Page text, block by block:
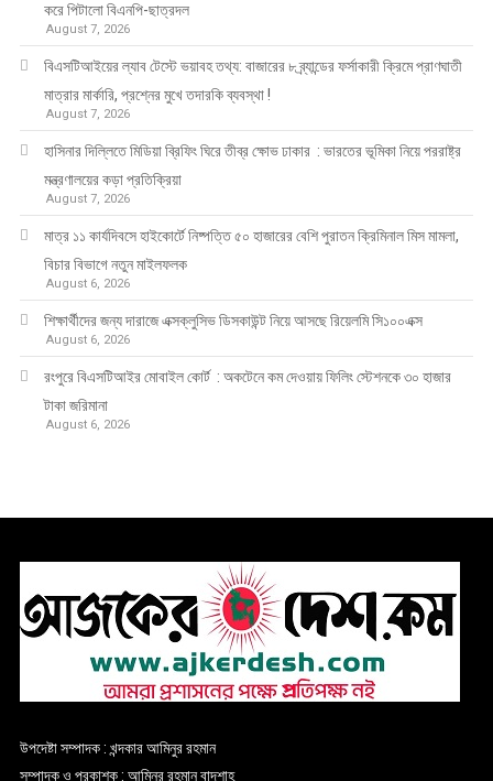
করে পিটালো বিএনপি-ছাত্রদল
August 7, 2026
বিএসটিআইয়ের ল্যাব টেস্টে ভয়াবহ তথ্য: বাজারের ৮ ব্র্যান্ডের ফর্সাকারী ক্রিমে প্রাণঘাতী
মাত্রার মার্কারি, প্রশ্নের মুখে তদারকি ব্যবস্থা !
August 7, 2026
হাসিনার দিল্লিতে মিডিয়া ব্রিফিং ঘিরে তীব্র ক্ষোভ ঢাকার : ভারতের ভূমিকা নিয়ে পররাষ্ট্র
মন্ত্রণালয়ের কড়া প্রতিক্রিয়া
August 7, 2026
মাত্র ১১ কার্যদিবসে হাইকোর্টে নিষ্পত্তি ৫০ হাজারের বেশি পুরাতন ক্রিমিনাল মিস মামলা,
বিচার বিভাগে নতুন মাইলফলক
August 6, 2026
শিক্ষার্থীদের জন্য দারাজে এক্সক্লুসিভ ডিসকাউন্ট নিয়ে আসছে রিয়েলমি সি১০০এক্স
August 6, 2026
রংপুরে বিএসটিআইর মোবাইল কোর্ট : অকটেনে কম দেওয়ায় ফিলিং স্টেশনকে ৩০ হাজার
টাকা জরিমানা
August 6, 2026
উপদেষ্টা সম্পাদক : খন্দকার আমিনুর রহমান
সম্পাদক ও প্রকাশক : আমিনুর রহমান বাদশাহ